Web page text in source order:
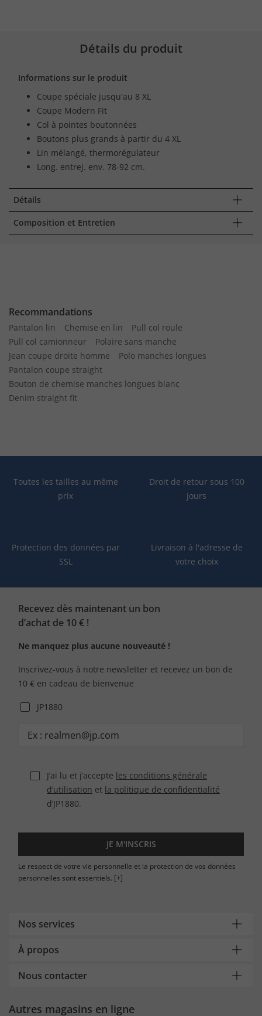
Détails du produit
Informations sur le produit
Coupe spéciale jusqu'au 8 XL
Coupe Modern Fit
Col à pointes boutonnées
Boutons plus grands à partir du 4 XL
Lin mélangé, thermorégulateur
Long. entrej. env. 78-92 cm.
Détails
Composition et Entretien
Recommandations
Pantalon lin Chemise en lin
Pull col roule
Pull col camionneur
Polaire sans manche
Jean coupe droite homme
Polo manches longues
Pantalon coupe straight
Bouton de chemise manches longues blanc
Denim straight fit
Toutes les tailles au même
prix
Droit de retour sous 100
jours
Protection des données par
SSL
Livraison à l'adresse de
votre choix
Recevez dès maintenant un bon
d’achat de 10 € !
Ne manquez plus aucune nouveauté !
Inscrivez-vous à notre newsletter et recevez un bon de
10 € en cadeau de bienvenue
JP1880
J’ai lu et j’accepte les conditions générale
d’utilisation et la politique de confidentialité
d’JP1880.
JE M'INSCRIS
Le respect de votre vie personnelle et la protection de vos données
personnelles sont essentiels. [+]
Nos services
À propos
Nous contacter
Autres magasins en ligne